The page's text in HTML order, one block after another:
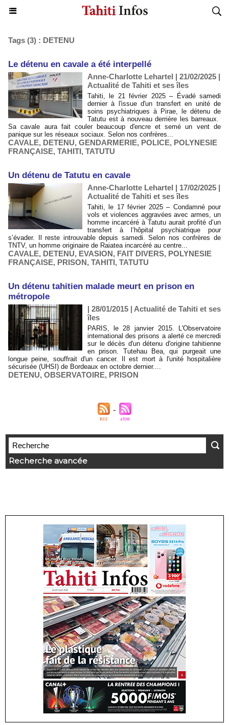
Tags (3) : DETENU
Le détenu en cavale a été interpellé
Anne-Charlotte Lehartel | 21/02/2025 |
Actualité de Tahiti et ses îles
Tahiti, le 21 février 2025 – Évadé samedi
dernier à l'issue d'un transfert en unité de
soins psychiatriques à Pirae, le détenu de
Tatutu est à nouveau derrière les barreaux.
Sa cavale aura fait couler beaucoup d'encre et semé un vent de
panique sur les réseaux sociaux. Selon nos confrères...
CAVALE, DETENU, GENDARMERIE, POLICE, POLYNESIE
FRANÇAISE, TAHITI, TATUTU
​Un détenu de Tatutu en cavale
Anne-Charlotte Lehartel | 17/02/2025 |
Actualité de Tahiti et ses îles
Tahiti, le 17 février 2025 – Condamné pour
vols et violences aggravées avec armes, un
homme incarcéré à Tatutu aurait profité d’un
transfert à l’hôpital psychiatrique pour
s’évader. Il reste introuvable depuis samedi. Selon nos confrères de
TNTV, un homme originaire de Raiatea incarcéré au centre...
CAVALE, DETENU, EVASION, FAIT DIVERS, POLYNESIE
FRANÇAISE, PRISON, TAHITI, TATUTU
Un détenu tahitien malade meurt en prison en
métropole
| 28/01/2015 | Actualité de Tahiti et ses
îles
PARIS, le 28 janvier 2015. L'Observatoire
international des prisons a alerté ce mercredi
sur le décès d'un détenu d'origine tahitienne
en prison. Tutehau Bea, qui purgeait une
longue peine, souffrait d'un cancer. Il est mort à l'unité hospitalière
sécurisée (UHSI) de Bordeaux en octobre dernier....
DETENU, OBSERVATOIRE, PRISON
Recherche avancée